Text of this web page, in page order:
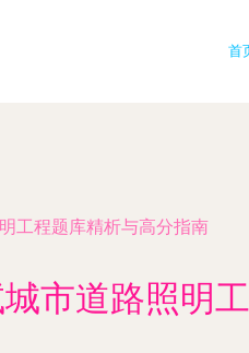
首
工程题库精析与高分指南
市道路照明